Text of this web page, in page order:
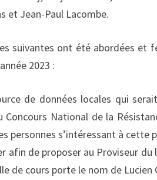
et Jean-Paul Lacombe.
suivantes ont été abordées et
2023 :
de données locales qui
Concours National de la
personnes s’intéressant à cette
afin de proposer au Proviseur du
de cours porte le nom de Lucien